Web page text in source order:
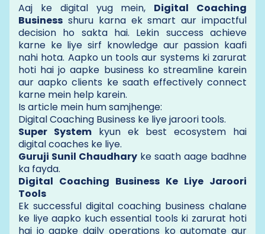
Aaj ke digital yug mein, Digital Coaching
Business shuru karna ek smart aur impactful
decision ho sakta hai. Lekin success achieve
karne ke liye sirf knowledge aur passion kaafi
nahi hota. Aapko un tools aur systems ki zarurat
hoti hai jo aapke business ko streamline karein
aur aapko clients ke saath effectively connect
karne mein help karein.
Is article mein hum samjhenge:
Digital Coaching Business ke liye jaroori tools.
Super Systemkyun ek best ecosystem hai
digital coaches ke liye.
Guruji Sunil Chaudhary ke saath aage badhne
ka fayda.
Digital Coaching Business Ke Liye Jaroori
Tools
Ek successful digital coaching business chalane
ke liye aapko kuch essential tools ki zarurat hoti
hai jo aapke daily operations ko automate aur